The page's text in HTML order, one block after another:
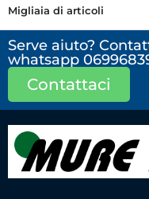
Migliaia di articoli
Serve aiuto?
whatsapp
Contattaci